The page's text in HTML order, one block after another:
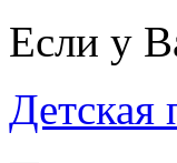
Если у
Детская